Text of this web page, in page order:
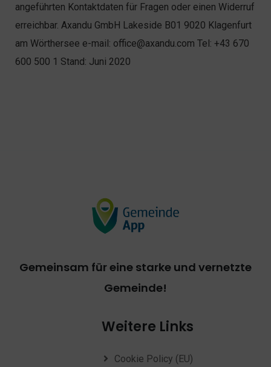
angeführten Kontaktdaten für Fragen oder einen Widerruf
erreichbar. Axandu GmbH Lakeside B01 9020 Klagenfurt
am Wörthersee e-mail: office@axandu.com Tel: +43 670
600 500 1 Stand: Juni 2020
Gemeinsam für eine starke und vernetzte
Gemeinde!
Weitere Links
Cookie Policy (EU)